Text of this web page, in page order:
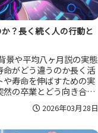
？長く続く人の行動と
景や平均八ヶ月説の実態
がどう違うのか長く活
寿命を伸ばすための実
の卒業とどう向き合い
で分かりやすく解説し
2026年03月28日